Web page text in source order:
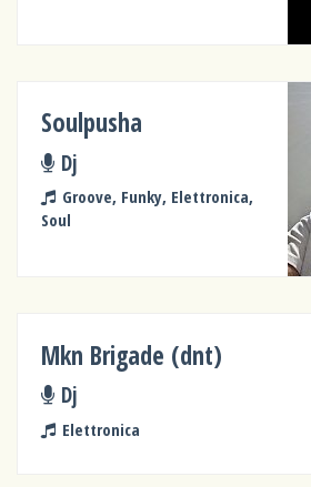
Soulpusha
Dj
Groove, Funky, Elettronica,
Soul
Mkn Brigade (dnt)
Dj
Elettronica